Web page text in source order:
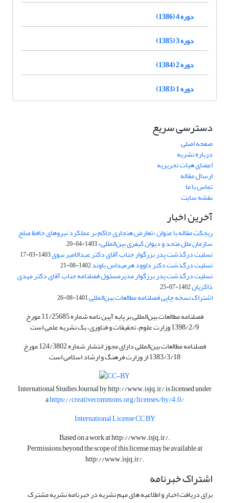
دوره 4 (1386)
دوره 3 (1385)
دوره 2 (1384)
دوره 1 (1383)
دسترسی سریع
صفحه اصلی
درباره نشریه
اعضای هیات تحریریه
ارسال مقاله
تماس با ما
نقشه سایت
آخرین اخبار
ریجکت مقاله با عنوان «تعارض هنجاری حاکم بر عملکرد نیروهای حافظ صلح
سازمان ملل متحد و دیوان کیفری بین‌المللی»1403-04-20
تسلیت درگذشت پدر بزرگوار جناب آقای دکتر عبدالامیر نبوی1403-03-17
تسلیت درگذشت دکتر داوود هرمیداس باوند1402-08-21
تسلیت درگذشت پدر برزگوار مدیرمسئول فصلنامه جناب آقای دکتر مهدی
ذاکریان1402-07-25
اشتراک نسخه چاپی فصلنامه مطالعات بین‌المللی1401-08-26
فصلنامه مطالعات بین‌المللی بر پایه آیین نامه شماره 11/25685 مورخ
1398/2/9 وزارت علوم، تحقیقات و فناوری، یک نشریه علمی است
فصلنامه مطالعات بین‌المللی دارای مجوز انتشار شماره 124/3802 مورخ
1383/3/18 از وزارت فرهنگ و ارشاد اسلامی است
International Studies Journal byhttp://www.isjq.ir/is licensed under
ahttps://creativecommons.org/licenses/by/4.0/
International License CC BY
Based on a work athttp://www.isjq.ir/.
Permissions beyond the scope of this license may be available at
http://www.isjq.ir/.
اشتراک خبرنامه
برای دریافت اخبار و اطلاعیه های مهم نشریه در خبرنامه نشریه مشترک